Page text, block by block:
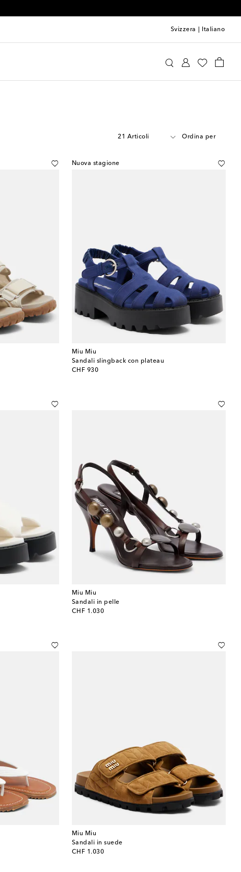
Svizzera Italiano
21 Articoli Ordina per
Nuova stagione
Miu Miu
Sandali slingback con plateau
CHF 930
original price
Miu Miu
Sandali in pelle
CHF 1.030
original price
Miu Miu
Sandali in suede
CHF 1.030
original price